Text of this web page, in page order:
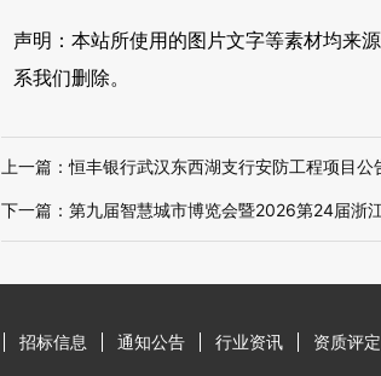
声明：本站所使用的图片文字等素材均来
系我们删除。
上一篇：恒丰银行武汉东西湖支行安防工程项目公
下一篇： 第九届智慧城市博览会暨2026第24届浙
招标信息 通知公告 行业资讯 资质评定